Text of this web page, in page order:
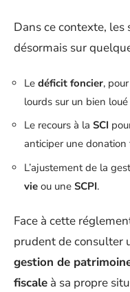
Dans ce contexte,
désormais sur
Le déficit foncier,
lourds sur un bien loué
Le recours à la SCI
anticiper une donation
L’ajustement de la
vie ou une SCPI.
Face à cette
prudent de consulter
gestion de
fiscale à sa propre